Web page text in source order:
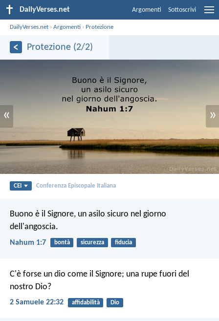
DailyVerses.net Argomenti Sottoscrivi
DailyVerses.net ›Argomenti › Protezione
Protezione (2/2)
« »
CEI Conferenza Episcopale Italiana
Buono è il Signore, un asilo sicuro nel giorno
dell'angoscia.
Nahum 1:7 bontà sicurezza fiducia
C'è forse un dio come il Signore; una rupe fuori del
nostro Dio?
2 Samuele 22:32 affidabilità Dio